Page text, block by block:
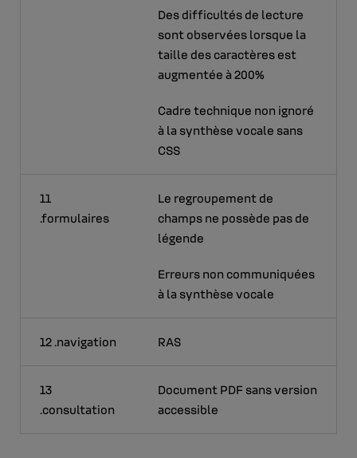
Des difficultés de lecture
sont observées lorsque la
taille des caractères est
augmentée à 200%
Cadre technique non ignoré
à la synthèse vocale sans
CSS
11
.formulaires
Le regroupement de
champs ne possède pas de
légende
Erreurs non communiquées
à la synthèse vocale
12 .navigation RAS
13
.consultation
Document PDF sans version
accessible